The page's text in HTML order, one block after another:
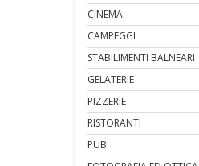
CINEMA
CAMPEGGI
STABILIMENTI BALNEARI
GELATERIE
PIZZERIE
RISTORANTI
PUB